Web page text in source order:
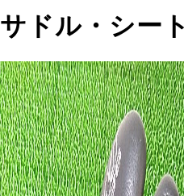
サドル・シー